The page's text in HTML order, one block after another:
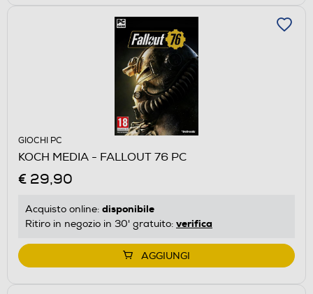
GIOCHI PC
KOCH MEDIA - FALLOUT 76 PC
€ 29,90
Acquisto online: disponibile
Ritiro in negozio in 30' gratuito: verifica
AGGIUNGI